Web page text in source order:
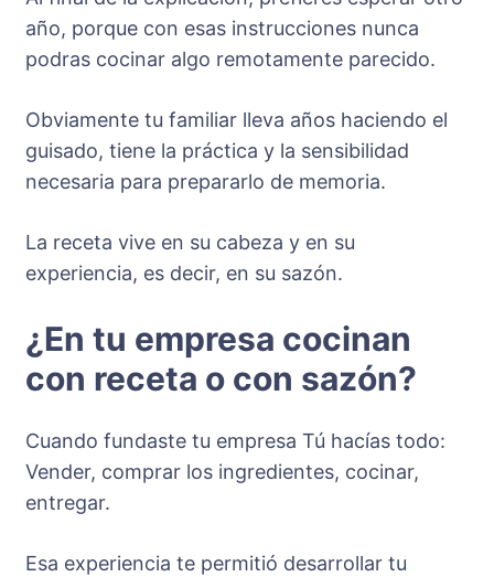
año, porque con esas instrucciones nunca
podras cocinar algo remotamente parecido.
Obviamente tu familiar lleva años haciendo el
guisado, tiene la práctica y la sensibilidad
necesaria para prepararlo de memoria.
La receta vive en su cabeza y en su
experiencia, es decir, en su sazón.
¿En tu empresa cocinan
con receta o con sazón?
Cuando fundaste tu empresa Tú hacías todo:
Vender, comprar los ingredientes, cocinar,
entregar.
Esa experiencia te permitió desarrollar tu